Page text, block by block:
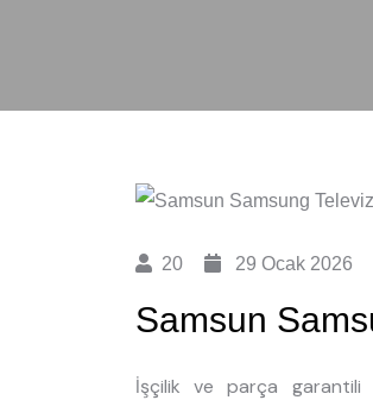
20 29 Ocak 2026
Samsun
İşçilik ve parça garantili